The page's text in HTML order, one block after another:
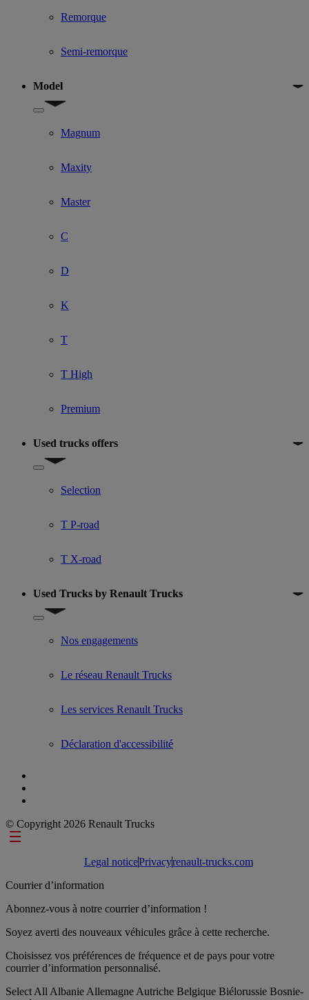
Remorque
Semi-remorque
Model
Show submenu for Model
Magnum
Maxity
Master
C
D
K
T
T High
Premium
Used trucks offers
Show submenu for Used trucks offers
Selection
T P-road
T X-road
Used Trucks by Renault Trucks
Show submenu for Used Trucks by Renault Trucks
Nos engagements
Le réseau Renault Trucks
Les services Renault Trucks
Déclaration d'accessibilité
© Copyright 2026 Renault Trucks
Footer links
Legal noticePrivacyrenault-trucks.com
Courrier d’information
Abonnez-vous à notre courrier d’information !
Soyez averti des nouveaux véhicules grâce à cette recherche.
Choisissez vos préférences de fréquence et de pays pour votre
courrier d’information personnalisé.
Select All Albanie Allemagne Autriche Belgique Biélorussie Bosnie-